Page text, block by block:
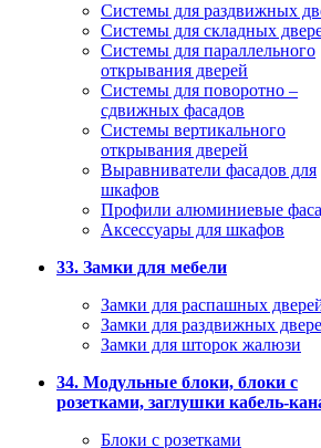
Системы для раздвижных
Системы для складных
Системы для параллельного
открывания дверей
Системы для поворотно –
сдвижных фасадов
Системы вертикального
открывания дверей
Выравниватели фасадов для
шкафов
Профили алюминиевые
Аксессуары для шкафов
33. Замки для мебели
Замки для распашных
Замки для раздвижных
Замки для шторок жалюзи
34. Модульные блоки, блоки с
розетками, заглушки кабель-
Блоки с розетками